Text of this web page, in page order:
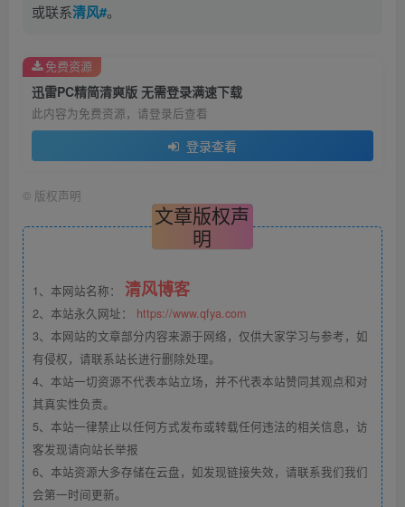
或联系清风#。
迅雷PC精简清爽版 无需登录满速下载
此内容为免费资源，请登录后查看
登录查看
免费资源
© 版权声明
文章版权声
明
1、本网站名称： 清风博客
2、本站永久网址： https://www.qfya.com
3、本网站的文章部分内容来源于网络，仅供大家学习与参考，如
有侵权，请联系站长进行删除处理。
4、本站一切资源不代表本站立场，并不代表本站赞同其观点和对
其真实性负责。
5、本站一律禁止以任何方式发布或转载任何违法的相关信息，访
客发现请向站长举报
6、本站资源大多存储在云盘，如发现链接失效，请联系我们我们
会第一时间更新。